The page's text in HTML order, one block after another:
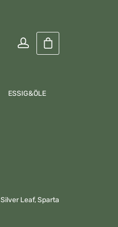
Warenkorb
ESSIG&ÖLE
Silver Leaf, Sparta